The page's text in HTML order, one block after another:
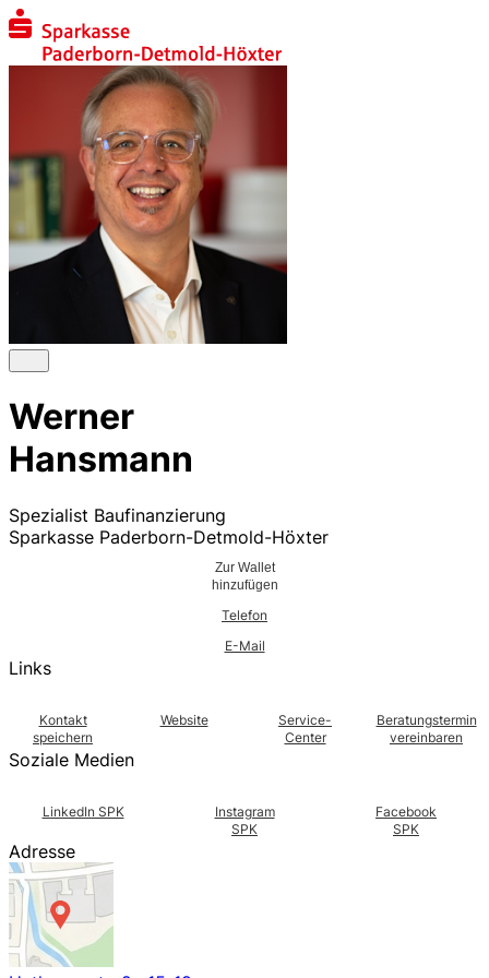
Werner
Hansmann
Spezialist Baufinanzierung
Sparkasse Paderborn-Detmold-Höxter
Zur Wallet
hinzufügen
Telefon
E-Mail
Links
Kontakt
speichern
Website
Service-
Center
Beratungstermin
vereinbaren
Soziale Medien
LinkedIn SPK
Instagram
SPK
Facebook
SPK
Adresse